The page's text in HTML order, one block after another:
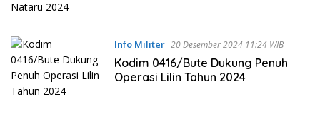
Info Militer 20 Desember 2024 11:24 WIB
Kodim 0416/Bute Dukung Penuh
Operasi Lilin Tahun 2024